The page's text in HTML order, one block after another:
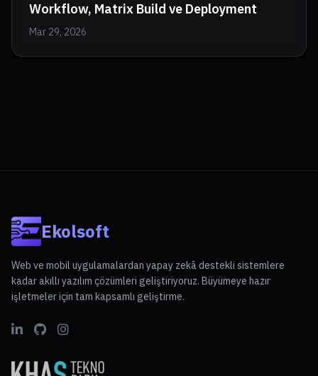
Workflow, Matrix Build ve Deployment
Mar 29, 2026
Ekolsoft
Web ve mobil uygulamalardan yapay zekâ destekli sistemlere
kadar akıllı yazılım çözümleri geliştiriyoruz. Büyümeye hazır
işletmeler için tam kapsamlı geliştirme.